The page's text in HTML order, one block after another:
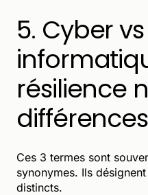
5. Cyber
résilience
Ces 3 termes sont
synonymes. Ils
distincts.